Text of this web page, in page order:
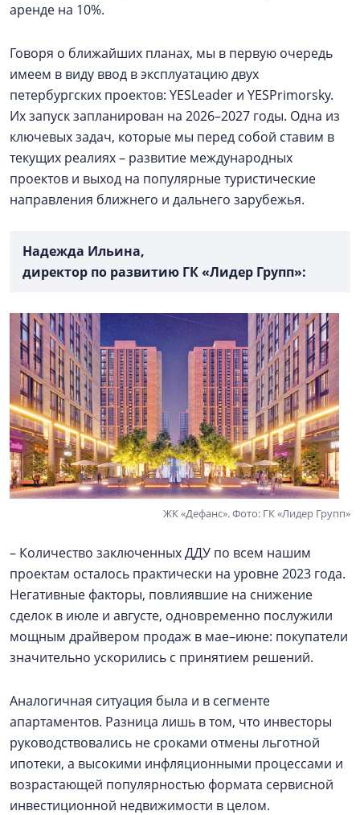
аренде на 10%.
Говоря о ближайших планах, мы в первую очередь
имеем в виду ввод в эксплуатацию двух
петербургских проектов: YESLeader и YESPrimorsky.
Их запуск запланирован на 2026–2027 годы. Одна из
ключевых задач, которые мы перед собой ставим в
текущих реалиях – развитие международных
проектов и выход на популярные туристические
направления ближнего и дальнего зарубежья.
Надежда Ильина,
директор по развитию ГК «Лидер Групп»:
ЖК «Дефанс». Фото: ГК «Лидер Групп»
– Количество заключенных ДДУ по всем нашим
проектам осталось практически на уровне 2023 года.
Негативные факторы, повлиявшие на снижение
сделок в июле и августе, одновременно послужили
мощным драйвером продаж в мае–июне: покупатели
значительно ускорились с принятием решений.
Аналогичная ситуация была и в сегменте
апартаментов. Разница лишь в том, что инвесторы
руководствовались не сроками отмены льготной
ипотеки, а высокими инфляционными процессами и
возрастающей популярностью формата сервисной
инвестиционной недвижимости в целом.